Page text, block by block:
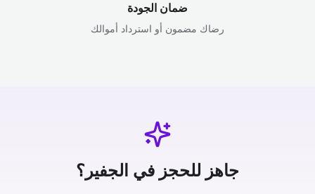
ضمان الجودة
رضاك مضمون أو استرداد أموالك
جاهز للحجز في الجفير؟